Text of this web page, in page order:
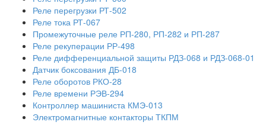
Реле перегрузки РТ-502
Реле тока РТ-067
Промежуточные реле РП-280, РП-282 и РП-287
Реле рекуперации РР-498
Реле дифференциальной защиты РДЗ-068 и РДЗ-068-01
Датчик боксования ДБ-018
Реле оборотов РКО-28
Реле времени РЭВ-294
Контроллер машиниста КМЭ-013
Электромагнитные контакторы ТКПМ